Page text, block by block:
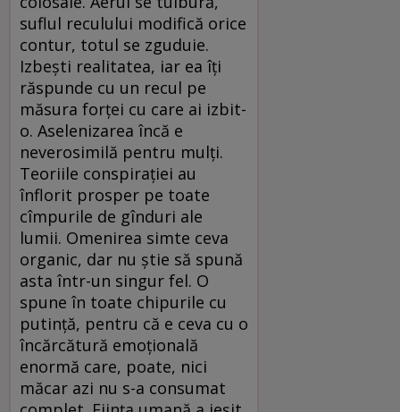
suflul reculului modifică orice
contur, totul se zguduie.
Izbești realitatea, iar ea îți
răspunde cu un recul pe
măsura forței cu care ai izbit-
o. Aselenizarea încă e
neverosimilă pentru mulți.
Teoriile conspirației au
înflorit prosper pe toate
cîmpurile de gînduri ale
lumii. Omenirea simte ceva
organic, dar nu știe să spună
asta într-un singur fel. O
spune în toate chipurile cu
putință, pentru că e ceva cu o
încărcătură emoțională
enormă care, poate, nici
măcar azi nu s-a consumat